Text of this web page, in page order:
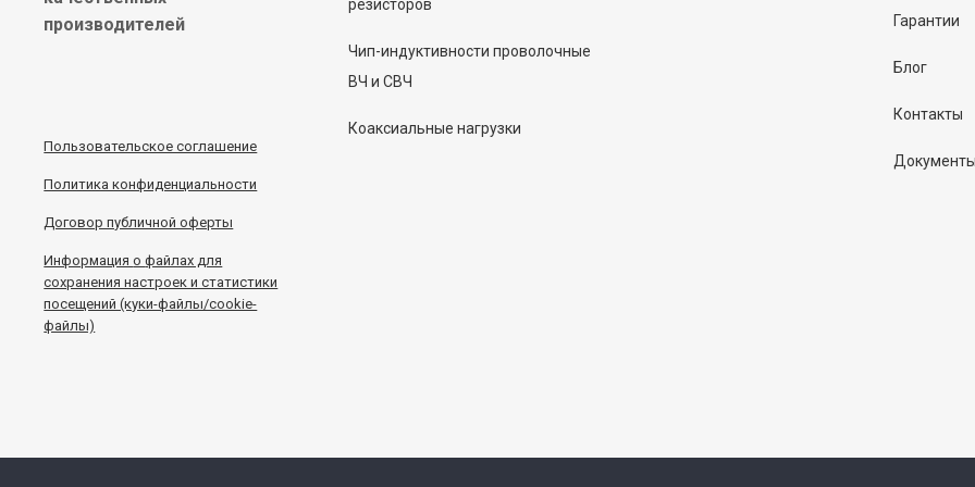
производителей
Пользовательское соглашение
Политика конфиденциальности
Договор публичной оферты
Информацияофайлах для
сохранения настроек и статистики
посещений (куки-файлы/cookie-
файлы)
резисторов
Чип-индуктивности проволочные
ВЧ и СВЧ
Коаксиальные нагрузки
Гарантии
Блог
Контакты